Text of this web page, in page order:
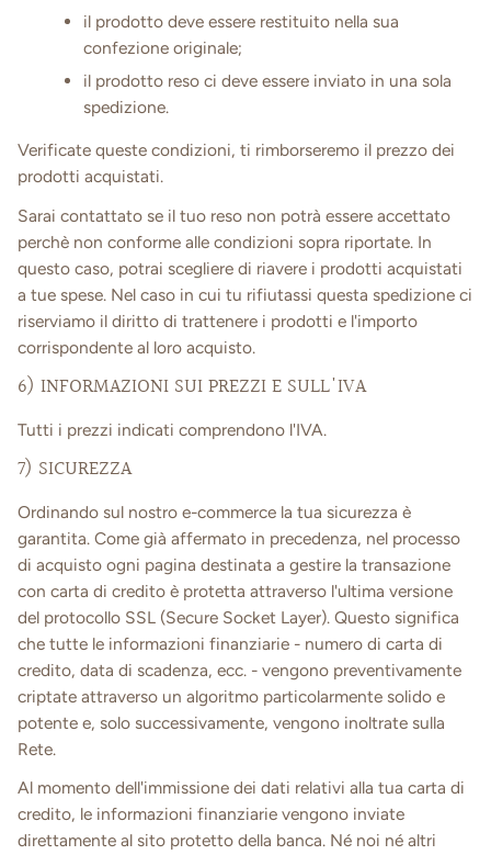
il prodotto deve essere restituito nella sua
confezione originale;
il prodotto reso ci deve essere inviato in una sola
spedizione.
Verificate queste condizioni, ti rimborseremo il prezzo dei
prodotti acquistati.
Sarai contattato se il tuo reso non potrà essere accettato
perchè non conforme alle condizioni sopra riportate. In
questo caso, potrai scegliere di riavere i prodotti acquistati
a tue spese. Nel caso in cui tu rifiutassi questa spedizione ci
riserviamo il diritto di trattenere i prodotti e l'importo
corrispondente al loro acquisto.
6) INFORMAZIONI SUI PREZZI E SULL'IVA
Tutti i prezzi indicati comprendono l'IVA.
7) SICUREZZA
Ordinando sul nostro e-commerce la tua sicurezza è
garantita. Come già affermato in precedenza, nel processo
di acquisto ogni pagina destinata a gestire la transazione
con carta di credito è protetta attraverso l'ultima versione
del protocollo SSL (Secure Socket Layer). Questo significa
che tutte le informazioni finanziarie - numero di carta di
credito, data di scadenza, ecc. - vengono preventivamente
criptate attraverso un algoritmo particolarmente solido e
potente e, solo successivamente, vengono inoltrate sulla
Rete.
Al momento dell'immissione dei dati relativi alla tua carta di
credito, le informazioni finanziarie vengono inviate
direttamente al sito protetto della banca. Né noi né altri